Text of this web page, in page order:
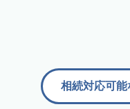
相続対応可